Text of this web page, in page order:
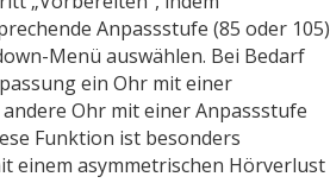
Anpassstufe (85 oder 105)
Menü auswählen. Bei Bedarf
ein Ohr mit einer
Ohr mit einer Anpassstufe
Funktion ist besonders
einem asymmetrischen Hörverlust